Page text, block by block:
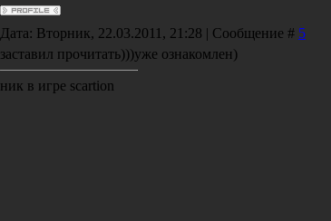
Дата: Вторник, 22.03.2011, 21:28 | Сообщение # 5
заставил прочитать)))уже ознакомлен)
ник в игре scartion